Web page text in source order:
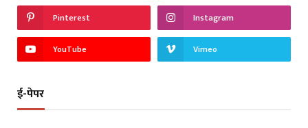
Pinterest Instagram
YouTube Vimeo
ई-पेपर